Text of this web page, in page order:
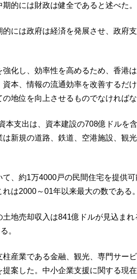
期的には財政は健全であると述べた。
的には政府は経済を発展させ、政府
化し、効率性を高めるため、香港
資本、情報の流通効率を改善するだ
の地位を向上させるものでなければな
本支出は、資本建設の708億ドルを
は新規の道路、鉄道、空港施設、観
て、約1万4000戸の民間住宅を提供
は2000～01年以来最大の数である。
土地売却収入は841億ドルが見込ま
。
柱産業である金融、観光、専門サー
提案した。中小企業支援に関する現